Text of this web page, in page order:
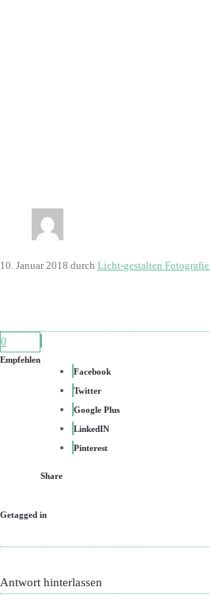
10. Januar 2018 durch Licht-gestalten Fotografie
0
Empfehlen
Facebook
Twitter
Google Plus
LinkedIN
Pinterest
Share
Getagged in
Antwort hinterlassen